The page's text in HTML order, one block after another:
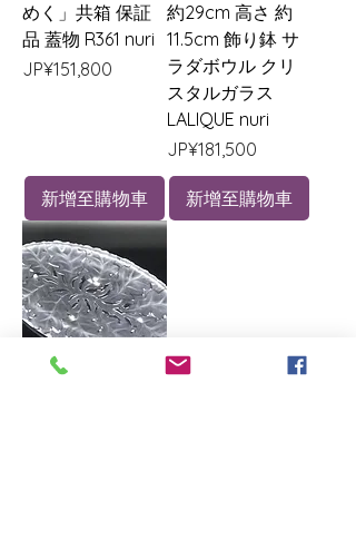
めく」共箱 保証
品 蓋物 R361 nuri
價格
JP¥151,800
新增至購物車
約29cm 高さ 約
11.5cm 飾り鉢 サ
ラダボウル クリ
スタルガラス
LALIQUE nuri
價格
JP¥181,500
新增至購物車